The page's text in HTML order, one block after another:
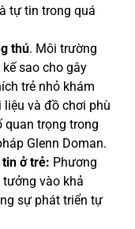
tự tin trong quá
thú. Môi trường
sao cho gây
trẻ nhỏ khám
liệu và đồ chơi phù
quan trọng trong
Glenn Doman.
ở trẻ: Phương
vào khả
sự phát triển tự